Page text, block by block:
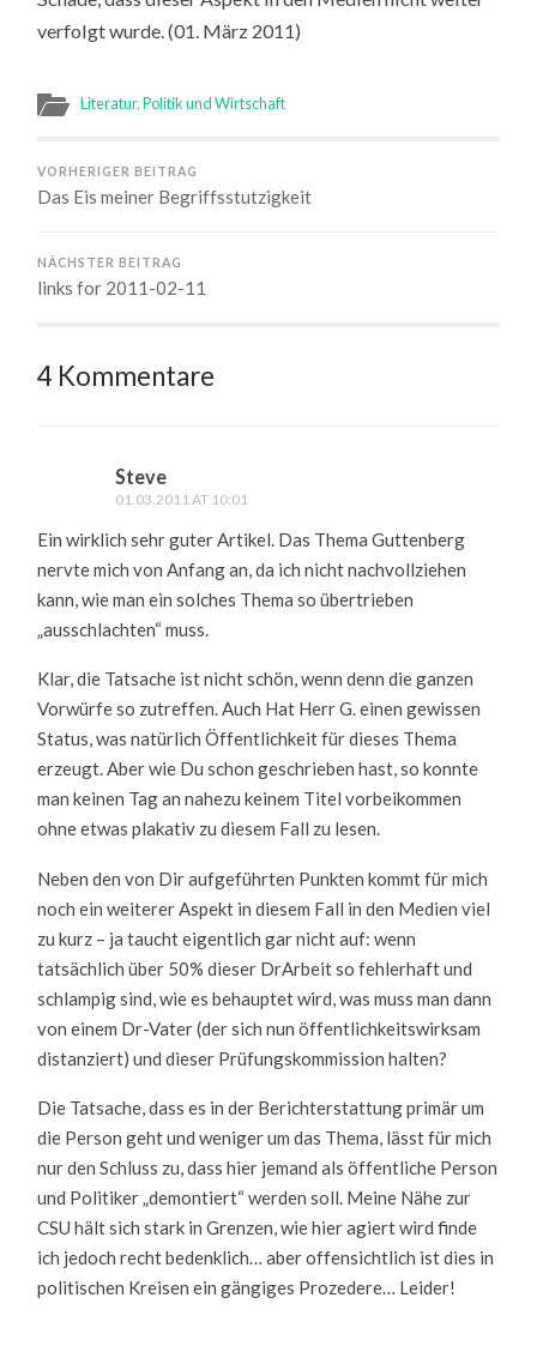
verfolgt wurde. (01. März 2011)
Literatur,Politik und Wirtschaft
VORHERIGER BEITRAG
Das Eis meiner Begriffsstutzigkeit
NÄCHSTER BEITRAG
links for 2011-02-11
4 Kommentare
Steve
01.03.2011 AT 10:01
Ein wirklich sehr guter Artikel. Das Thema Guttenberg
nervte mich von Anfang an, da ich nicht nachvollziehen
kann, wie man ein solches Thema so übertrieben
„ausschlachten“ muss.
Klar, die Tatsache ist nicht schön, wenn denn die ganzen
Vorwürfe so zutreffen. Auch Hat Herr G. einen gewissen
Status, was natürlich Öffentlichkeit für dieses Thema
erzeugt. Aber wie Du schon geschrieben hast, so konnte
man keinen Tag an nahezu keinem Titel vorbeikommen
ohne etwas plakativ zu diesem Fall zu lesen.
Neben den von Dir aufgeführten Punkten kommt für mich
noch ein weiterer Aspekt in diesem Fall in den Medien viel
zu kurz – ja taucht eigentlich gar nicht auf: wenn
tatsächlich über 50% dieser DrArbeit so fehlerhaft und
schlampig sind, wie es behauptet wird, was muss man dann
von einem Dr-Vater (der sich nun öffentlichkeitswirksam
distanziert) und dieser Prüfungskommission halten?
Die Tatsache, dass es in der Berichterstattung primär um
die Person geht und weniger um das Thema, lässt für mich
nur den Schluss zu, dass hier jemand als öffentliche Person
und Politiker „demontiert“ werden soll. Meine Nähe zur
CSU hält sich stark in Grenzen, wie hier agiert wird finde
ich jedoch recht bedenklich… aber offensichtlich ist dies in
politischen Kreisen ein gängiges Prozedere… Leider!